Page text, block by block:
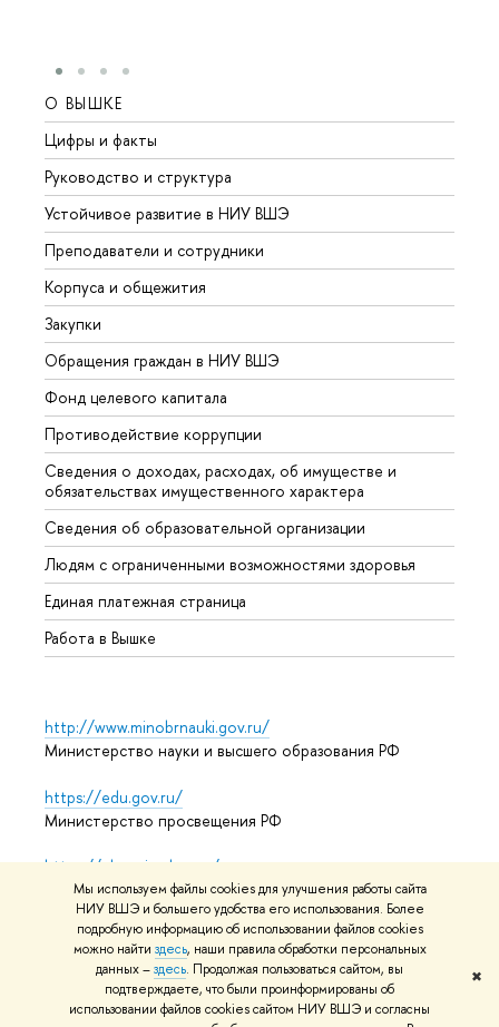
Мы используем файлы cookies для улучшения работы сайта
НИУ ВШЭ и большего удобства его использования. Более
подробную информацию об использовании файлов cookies
можно найти здесь, наши правила обработки персональных
данных –здесь. Продолжая пользоваться сайтом, вы
подтверждаете, что были проинформированы об
использовании файлов cookies сайтом НИУ ВШЭ и согласны
✖
О ВЫШКЕ
Цифры и факты
Руководство и структура
Устойчивое развитие в НИУ ВШЭ
Преподаватели и сотрудники
Корпуса и общежития
Закупки
Обращения граждан в НИУ ВШЭ
Фонд целевого капитала
Противодействие коррупции
Сведения о доходах, расходах, об имуществе и
обязательствах имущественного характера
Сведения об образовательной организации
Людям с ограниченными возможностями здоровья
Единая платежная страница
Работа в Вышке
http://www.minobrnauki.gov.ru/
Министерство науки и высшего образования РФ
https://edu.gov.ru/
Министерство просвещения РФ
https://elearning.hse.ru/mooc
Массовые открытые онлайн-курсы
© НИУ ВШЭ 1993–2026 Адреса и контактыУсловия
использования материаловПолитика конфиденциальности
Карта сайта